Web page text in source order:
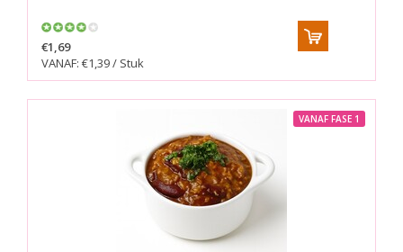
€1,69
VANAF: €1,39 / Stuk
VANAF FASE 1